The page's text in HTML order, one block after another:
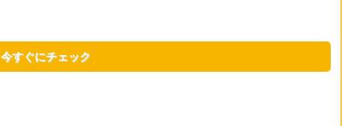
今すぐにチェック